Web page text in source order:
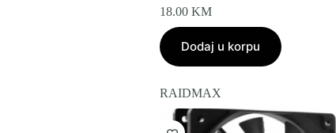
18.00KM
Dodaj u korpu
RAIDMAX